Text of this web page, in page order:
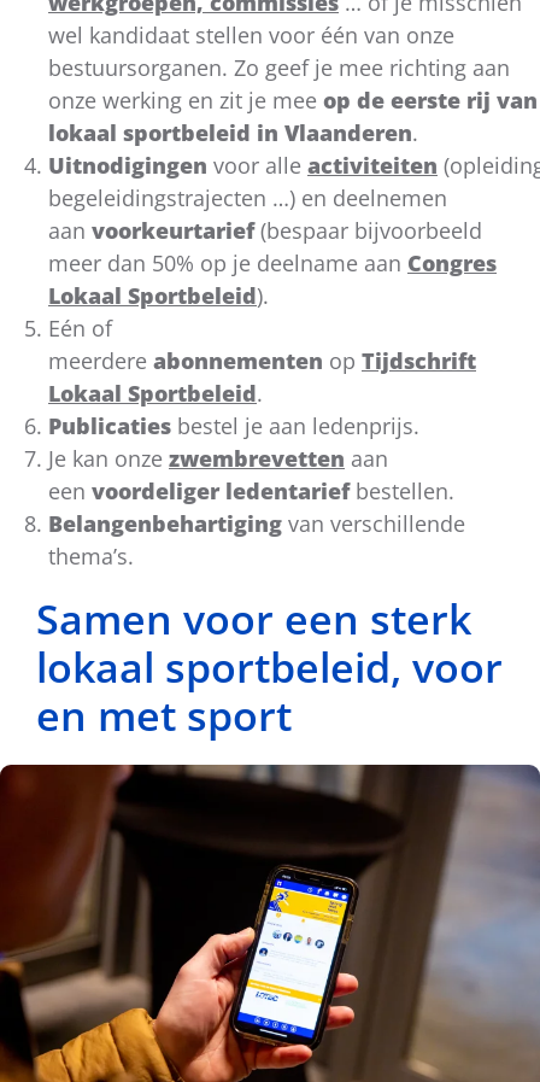
wel kandidaat stellen voor één van onze
bestuursorganen. Zo geef je mee richting aan
onze werking en zit je mee op de eerste rij van
lokaal sportbeleid in Vlaanderen.
Uitnodigingen voor alle activiteiten
begeleidingstrajecten …) en deelnemen
aan voorkeurtarief(bespaar bijvoorbeeld
meer dan 50% op je deelname aan Congres
Lokaal Sportbeleid).
Eén of
meerdere abonnementen op Tijdschrift
Lokaal Sportbeleid.
Publicaties bestel je aan ledenprijs.
Je kan onze zwembrevetten aan
een voordeliger ledentariefbestellen.
Belangenbehartiging van verschillende
thema’s.
Samen voor een sterk
lokaal sportbeleid, voor
en met sport